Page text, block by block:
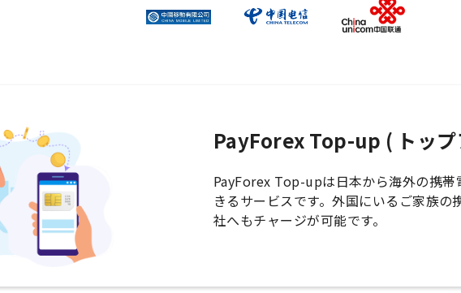
PayForex Top-up ( トッ
PayForex Top-upは日本から海外の携
きるサービスです。外国にいるご家族
社へもチャージが可能です。